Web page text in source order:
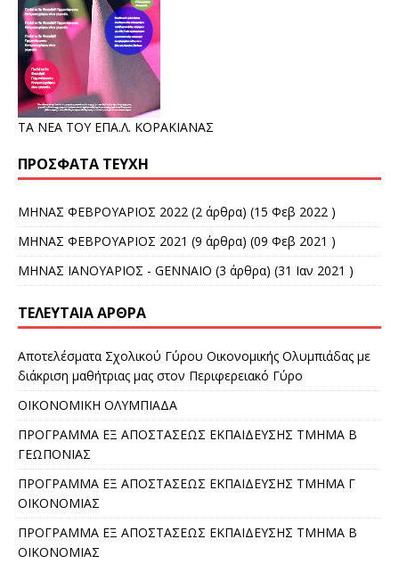
ΤΑ ΝΕΑ ΤΟΥ ΕΠΑ.Λ. ΚΟΡΑΚΙΑΝΑΣ
ΠΡΌΣΦΑΤΑ ΤΕΎΧΗ
ΜΗΝΑΣ ΦΕΒΡΟΥΑΡΙΟΣ 2022 (2 άρθρα) (15 Φεβ 2022 )
ΜΗΝΑΣ ΦΕΒΡΟΥΑΡΙΟΣ 2021 (9 άρθρα) (09 Φεβ 2021 )
ΜΗΝΑΣ ΙΑΝΟΥΑΡΙΟΣ - GENNAIO (3 άρθρα) (31 Ιαν 2021 )
ΤΕΛΕΥΤΑΊΑ ΆΡΘΡΑ
Αποτελέσματα Σχολικού Γύρου Οικονομικής Ολυμπιάδας με
διάκριση μαθήτριας μας στον Περιφερειακό Γύρο
ΟΙΚΟΝΟΜΙΚΗ ΟΛΥΜΠΙΑΔΑ
ΠΡΟΓΡΑΜΜΑ ΕΞ ΑΠΟΣΤΑΣΕΩΣ ΕΚΠΑΙΔΕΥΣΗΣ ΤΜΗΜΑ Β
ΓΕΩΠΟΝΙΑΣ
ΠΡΟΓΡΑΜΜΑ ΕΞ ΑΠΟΣΤΑΣΕΩΣ ΕΚΠΑΙΔΕΥΣΗΣ ΤΜΗΜΑ Γ
ΟΙΚΟΝΟΜΙΑΣ
ΠΡΟΓΡΑΜΜΑ ΕΞ ΑΠΟΣΤΑΣΕΩΣ ΕΚΠΑΙΔΕΥΣΗΣ ΤΜΗΜΑ Β
ΟΙΚΟΝΟΜΙΑΣ